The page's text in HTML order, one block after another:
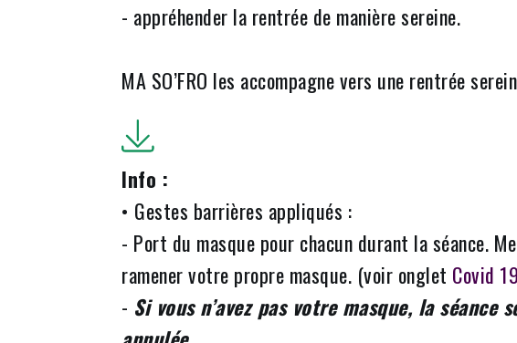
- appréhender la rentrée de manière sereine.
MA SO’FRO les accompagne vers une rentrée
Info :
• Gestes barrières appliqués :
- Port du masque pour chacun durant la séance.
ramener votre propre masque. (voir onglet Covid 19
- Si vous n’avez pas votre masque, la séance